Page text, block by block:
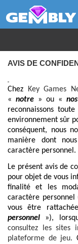
AVIS DE
Chez Key Games
« notre » ou « nos
reconnaissons
environnement sûr
conséquent, nous
manière dont
caractère personnel.
Le présent avis de
pour objet de vous
finalité et les
caractère
vous être
personnel
»),
consultez les
plateforme de jeu.